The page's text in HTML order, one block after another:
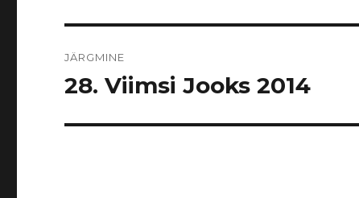
JÄRGMINE
Järgmine
28. Viimsi Jooks 2014